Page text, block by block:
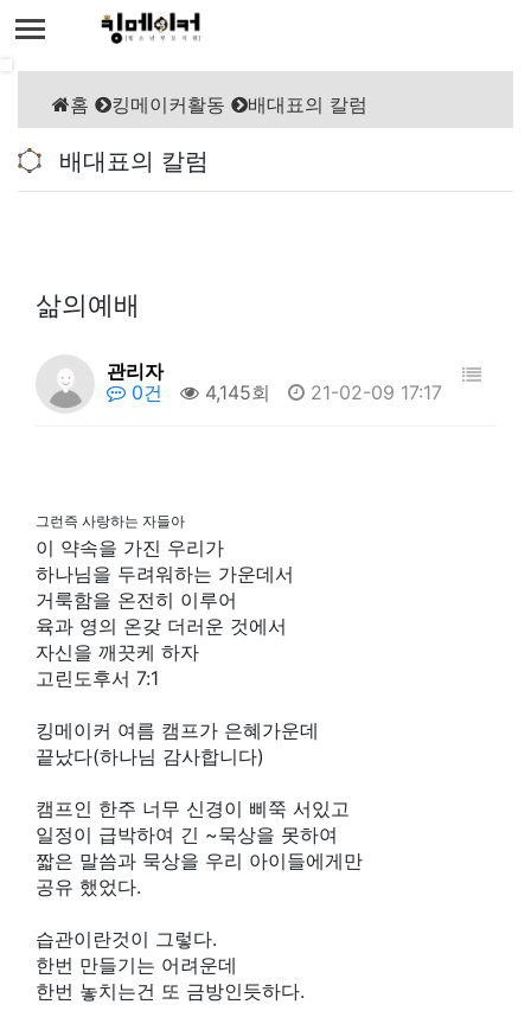
홈 킹메이커활동 배대표의 칼럼
배대표의 칼럼
삶의예배
관리자
0건
4,145회 21-02-09 17:17
그런즉 사랑하는 자들아
이 약속을 가진 우리가
하나님을 두려워하는 가운데서
거룩함을 온전히 이루어
육과 영의 온갖 더러운 것에서
자신을 깨끗케 하자
‭‭고린도후서‬ ‭7:1‬ ‭
킹메이커 여름 캠프가 은혜가운데
끝났다(하나님 감사합니다)
캠프인 한주 너무 신경이 삐쭉 서있고
일정이 급박하여 긴 ~묵상을 못하여
짧은 말씀과 묵상을 우리 아이들에게만
공유 했었다.
습관이란것이 그렇다.
한번 만들기는 어려운데
한번 놓치는건 또 금방인듯하다.